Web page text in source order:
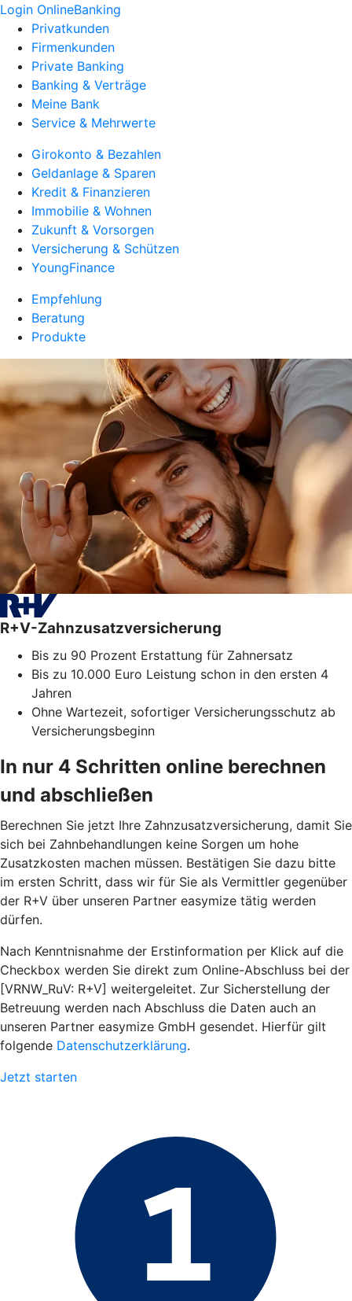
Login OnlineBanking
Privatkunden
Firmenkunden
Private Banking
Banking & Verträge
Meine Bank
Service & Mehrwerte
Girokonto & Bezahlen
Geldanlage & Sparen
Kredit & Finanzieren
Immobilie & Wohnen
Zukunft & Vorsorgen
Versicherung & Schützen
YoungFinance
Empfehlung
Beratung
Produkte
R+V-Zahnzusatzversicherung
Bis zu 90 Prozent Erstattung für Zahnersatz
Bis zu 10.000 Euro Leistung schon in den ersten 4
Jahren
Ohne Wartezeit, sofortiger Versicherungsschutz ab
Versicherungsbeginn
In nur 4 Schritten online berechnen
und abschließen
Berechnen Sie jetzt Ihre Zahnzusatzversicherung, damit Sie
sich bei Zahnbehandlungen keine Sorgen um hohe
Zusatzkosten machen müssen. Bestätigen Sie dazu bitte
im ersten Schritt, dass wir für Sie als Vermittler gegenüber
der R+V über unseren Partner easymize tätig werden
dürfen.
Nach Kenntnisnahme der Erstinformation per Klick auf die
Checkbox werden Sie direkt zum Online-Abschluss bei der
[VRNW_RuV: R+V] weitergeleitet. Zur Sicherstellung der
Betreuung werden nach Abschluss die Daten auch an
unseren Partner easymize GmbH gesendet. Hierfür gilt
folgende Datenschutzerklärung.
Jetzt starten